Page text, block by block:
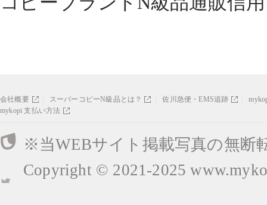
会社概要 スーパーコピーN級品とは？ 佐川急便・EMS追跡
mykopi 支払い方法
※当WEBサイト掲載写真の無断
Copyright © 2021-2025